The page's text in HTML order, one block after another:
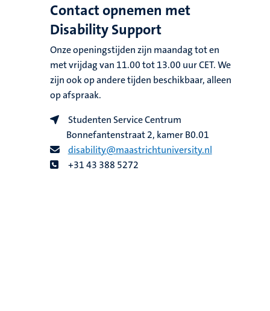
Contact opnemen met
Disability Support
Onze openingstijden zijn maandag tot en
met vrijdag van 11.00 tot 13.00 uur CET. We
zijn ook op andere tijden beschikbaar, alleen
op afspraak.
Studenten Service Centrum
Bonnefantenstraat 2, kamer B0.01
disability@maastrichtuniversity.nl
+31 43 388 5272